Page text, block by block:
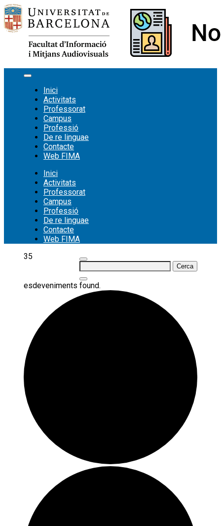
Vés
al
contingut
Inici
Activitats
Professorat
Campus
Professió
De re linguae
Contacte
Web FIMA
Inici
Activitats
Professorat
Campus
Professió
De re linguae
Contacte
Web FIMA
Cerca:
35
esdeveniments found.